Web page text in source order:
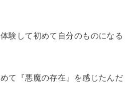
験して初めて自分のものになる
て『悪魔の存在』を感じたんだ